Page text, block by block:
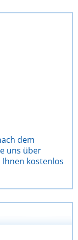
dem
uns über
Ihnen kostenlos